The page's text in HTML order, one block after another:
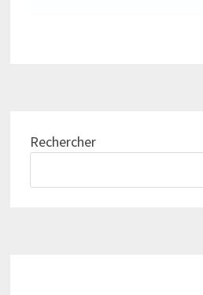
Rechercher